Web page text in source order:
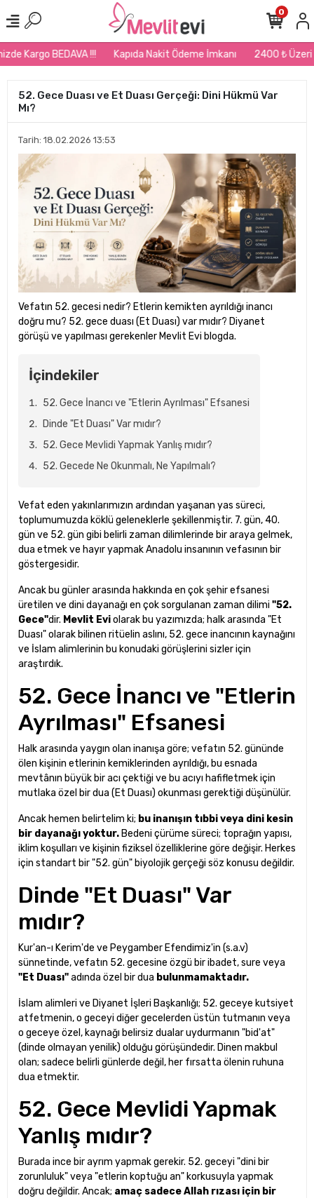
Kargo BEDAVA !!! Kapıda Nakit Ödeme İmkanı 2400 ₺ Üzeri
0
52. Gece Duası ve Et Duası Gerçeği: Dini Hükmü Var
Mı?
Tarih: 18.02.2026 13:53
Vefatın 52. gecesi nedir? Etlerin kemikten ayrıldığı inancı
doğru mu? 52. gece duası (Et Duası) var mıdır? Diyanet
görüşü ve yapılması gerekenler Mevlit Evi blogda.
İçindekiler
52. Gece İnancı ve "Etlerin Ayrılması" Efsanesi
Dinde "Et Duası" Var mıdır?
52. Gece Mevlidi Yapmak Yanlış mıdır?
52. Gecede Ne Okunmalı, Ne Yapılmalı?
Vefat eden yakınlarımızın ardından yaşanan yas süreci,
toplumumuzda köklü geleneklerle şekillenmiştir. 7. gün, 40.
gün ve 52. gün gibi belirli zaman dilimlerinde bir araya gelmek,
dua etmek ve hayır yapmak Anadolu insanının vefasının bir
göstergesidir.
Ancak bu günler arasında hakkında en çok şehir efsanesi
üretilen ve dini dayanağı en çok sorgulanan zaman dilimi "52.
Gece"dir. Mevlit Eviolarak bu yazımızda; halk arasında "Et
Duası" olarak bilinen ritüelin aslını, 52. gece inancının kaynağını
ve İslam alimlerinin bu konudaki görüşlerini sizler için
araştırdık.
52. Gece İnancı ve "Etlerin
Ayrılması" Efsanesi
Halk arasında yaygın olan inanışa göre; vefatın 52. gününde
ölen kişinin etlerinin kemiklerinden ayrıldığı, bu esnada
mevtânın büyük bir acı çektiği ve bu acıyı hafifletmek için
mutlaka özel bir dua (Et Duası) okunması gerektiği düşünülür.
Ancak hemen belirtelim ki; bu inanışın tıbbi veya dini kesin
bir dayanağı yoktur. Bedeni çürüme süreci; toprağın yapısı,
iklim koşulları ve kişinin fiziksel özelliklerine göre değişir. Herkes
için standart bir "52. gün" biyolojik gerçeği söz konusu değildir.
Dinde "Et Duası" Var
mıdır?
Kur'an-ı Kerim'de ve Peygamber Efendimiz'in (s.a.v)
sünnetinde, vefatın 52. gecesine özgü bir ibadet, sure veya
"Et Duası"adında özel bir dua bulunmamaktadır.
İslam alimleri ve Diyanet İşleri Başkanlığı; 52. geceye kutsiyet
atfetmenin, o geceyi diğer gecelerden üstün tutmanın veya
o geceye özel, kaynağı belirsiz dualar uydurmanın "bid'at"
(dinde olmayan yenilik) olduğu görüşündedir. Dinen makbul
olan; sadece belirli günlerde değil, her fırsatta ölenin ruhuna
dua etmektir.
52. Gece Mevlidi Yapmak
Yanlış mıdır?
Burada ince bir ayrım yapmak gerekir. 52. geceyi "dini bir
zorunluluk" veya "etlerin koptuğu an" korkusuyla yapmak
doğru değildir. Ancak; amaç sadece Allah rızası için bir